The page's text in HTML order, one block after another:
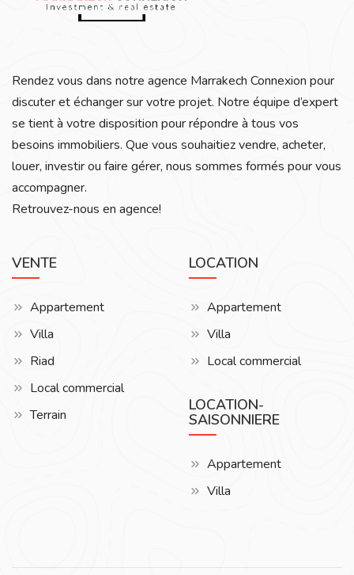
Rendez vous dans notre agence Marrakech Connexion pour
discuter et échanger sur votre projet. Notre équipe d’expert
se tient à votre disposition pour répondre à tous vos
besoins immobiliers. Que vous souhaitiez vendre, acheter,
louer, investir ou faire gérer, nous sommes formés pour vous
accompagner.
Retrouvez-nous en agence!
VENTE
Appartement
Villa
Riad
Local commercial
Terrain
LOCATION
Appartement
Villa
Local commercial
LOCATION-
SAISONNIERE
Appartement
Villa